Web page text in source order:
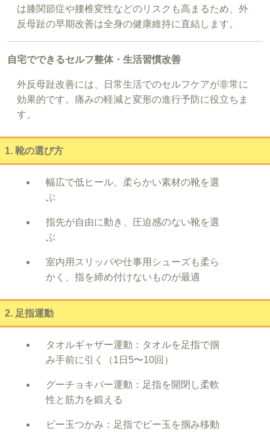
は膝関節症や腰椎変性などのリスクも高まるため、外
反母趾の早期改善は全身の健康維持に直結します。
自宅でできるセルフ整体・生活習慣改善
外反母趾改善には、日常生活でのセルフケアが非常に
効果的です。痛みの軽減と変形の進行予防に役立ちま
す。
1. 靴の選び方
幅広で低ヒール、柔らかい素材の靴を選
ぶ
指先が自由に動き、圧迫感のない靴を選
ぶ
室内用スリッパや仕事用シューズも柔ら
かく、指を締め付けないものが最適
2. 足指運動
タオルギャザー運動：タオルを足指で掴
み手前に引く（1日5〜10回）
グーチョキパー運動：足指を開閉し柔軟
性と筋力を鍛える
ビー玉つかみ：足指でビー玉を掴み移動